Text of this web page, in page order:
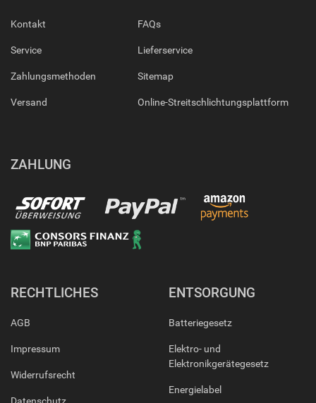
Kontakt
Service
Zahlungsmethoden
Versand
FAQs
Lieferservice
Sitemap
Online-Streitschlichtungsplattform
ZAHLUNG
RECHTLICHES
AGB
Impressum
Widerrufsrecht
ENTSORGUNG
Batteriegesetz
Elektro- und
Elektronikgerätegesetz
Energielabel